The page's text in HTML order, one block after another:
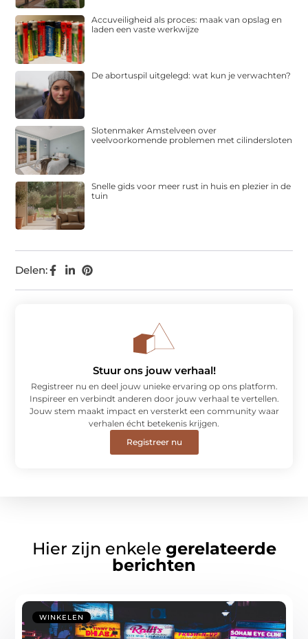
Delen:
Accuveiligheid als proces: maak van opslag en
laden een vaste werkwijze
De abortuspil uitgelegd: wat kun je verwachten?
Slotenmaker Amstelveen over
veelvoorkomende problemen met cilindersloten
Snelle gids voor meer rust in huis en plezier in de
tuin
Stuur ons jouw verhaal!
Registreer nu en deel jouw unieke ervaring op ons platform.
Inspireer en verbindt anderen door jouw verhaal te vertellen.
Jouw stem maakt impact en versterkt een community waar
verhalen écht betekenis krijgen.
Registreer nu
Hier zijn enkele gerelateerde
berichten
WINKELEN